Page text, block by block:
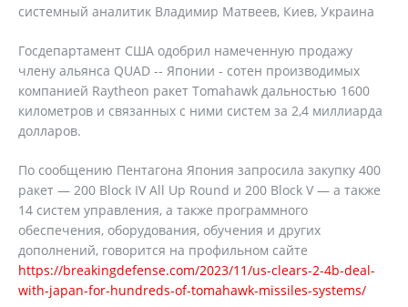
системный аналитик Владимир Матвеев, Киев, Украина
Госдепартамент США одобрил намеченную продажу
члену альянса QUAD -- Японии - сотен производимых
компанией Raytheon ракет Tomahawk дальностью 1600
километров и связанных с ними систем за 2,4 миллиарда
долларов.
По сообщению Пентагона Япония запросила закупку 400
ракет — 200 Block IV All Up Round и 200 Block V — а также
14 систем управления, а также программного
обеспечения, оборудования, обучения и других
дополнений, говорится на профильном сайте
https://breakingdefense.com/2023/11/us-clears-2-4b-deal-
with-japan-for-hundreds-of-tomahawk-missiles-systems/